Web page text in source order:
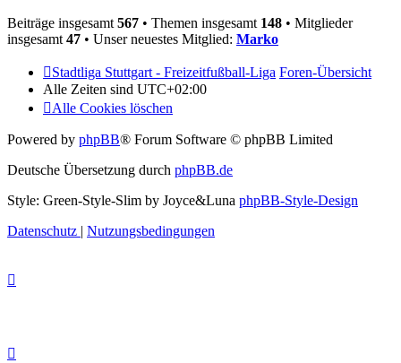
Beiträge insgesamt 567 • Themen insgesamt 148 • Mitglieder
insgesamt 47 • Unser neuestes Mitglied: Marko
Stadtliga Stuttgart - Freizeitfußball-Liga Foren-Übersicht
Alle Zeiten sind UTC+02:00
Alle Cookies löschen
Powered by phpBB® Forum Software © phpBB Limited
Deutsche Übersetzung durch phpBB.de
Style: Green-Style-Slim by Joyce&Luna phpBB-Style-Design
Datenschutz | Nutzungsbedingungen